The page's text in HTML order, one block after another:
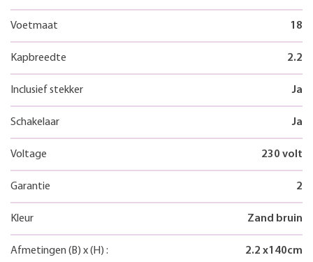
Voetmaat 18
Kapbreedte 2.2
Inclusief stekker Ja
Schakelaar Ja
Voltage 230 volt
Garantie 2
Kleur Zand bruin
Afmetingen (B) x(H) : 2.2 x140cm